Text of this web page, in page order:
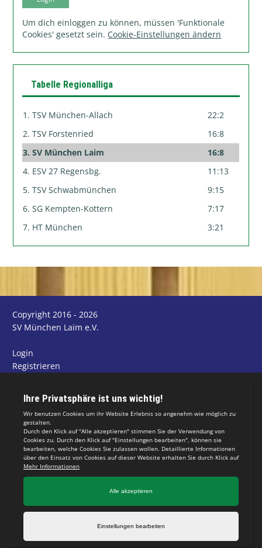
Um dich einloggen zu können, müssen 'Funktionale
Cookies' gesetzt sein. Cookie-Einstellungen ändern
Tabelle Regionalliga
1. TSV München-Allach
22:2
2. TSV Forstenried
16:8
3. SV München Laim
16:8
4. ESV 27 Regensbg.
11:13
5. TSV Schwabmünchen
9:15
6. SG Kempten-Kottern
7:17
7. HT München
3:21
Copyright 2016 - 2026
SV München Laim e.V.
Login
Registrieren
Datenschutzerklärung
Teamsports 2
Dein Sportverein online